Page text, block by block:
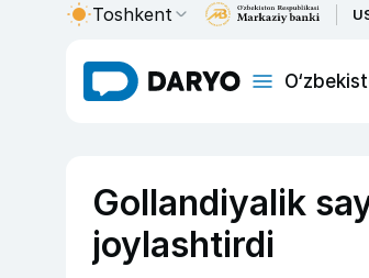
Toshkent
Gollandiyalik
joylashtirdi